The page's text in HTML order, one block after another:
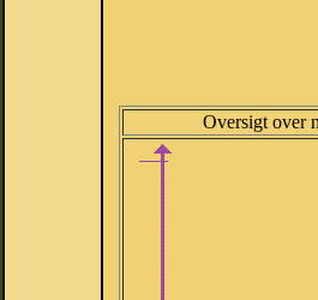
Oversigt over